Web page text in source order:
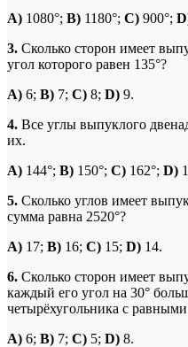
A) 1080°; B) 1180°; C) 900°; D
3. Сколько сторон имеет
угол которого равен 135°?
A) 6; B) 7; C) 8; D) 9.
4. Все углы выпуклого
их.
A) 144°; B) 150°; C) 162°; D)
5. Сколько углов имеет
сумма равна 2520°?
A) 17; B) 16; C) 15; D) 14.
6. Сколько сторон имеет
каждый его угол на 30°
четырёхугольника с
A) 6; B) 7; C) 5; D) 8.